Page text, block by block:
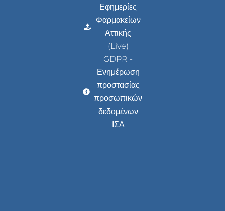
Εφημερίες
Φαρμακείων
Αττικής
(Live)
GDPR -
Ενημέρωση
προστασίας
προσωπικών
δεδομένων
ΙΣΑ